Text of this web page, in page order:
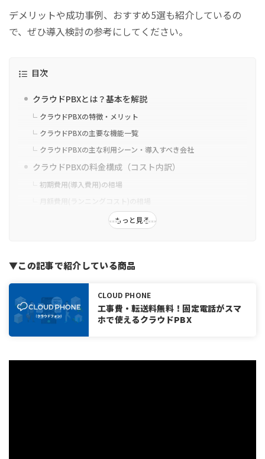
デメリットや成功事例、おすすめ5選も紹介しているの
で、ぜひ導入検討の参考にしてください。
目次
もっと見る
クラウドPBXとは？基本を解説
クラウドPBXの特徴・メリット
クラウドPBXの主要な機能一覧
クラウドPBXの主な利用シーン・導入すべき会社
クラウドPBXの料金構成（コスト内訳）
初期費用(導入費用)の相場
意外とかかる追加費用
既存のビジネスフォン・PBXと併用するケース
【サービス例】小規模・中規模・大規模で利用する場合
コスト削減が可能！クラウドPBXが安い理由
配線不要で工事費を削減できる
別途端末を購入する必要がない
▼この記事で紹介している商品
CLOUD PHONE
工事費・転送料無料！固定電話がスマ
ホで使えるクラウドPBX